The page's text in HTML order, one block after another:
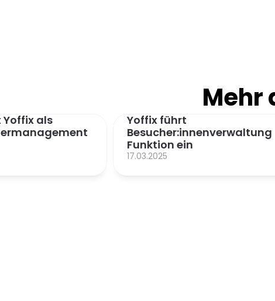
Mehr
als
Yoffix führt
Besucher:innenverwaltung
Funktion ein
17.03.2025